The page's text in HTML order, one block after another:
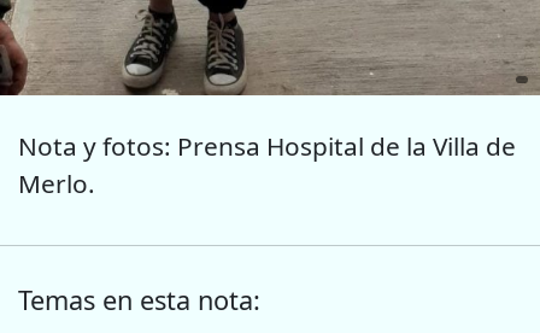
Nota y fotos: Prensa Hospital de la Villa de
Merlo.
Temas en esta nota: